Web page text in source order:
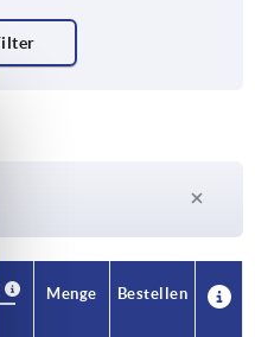
Menge Bestellen